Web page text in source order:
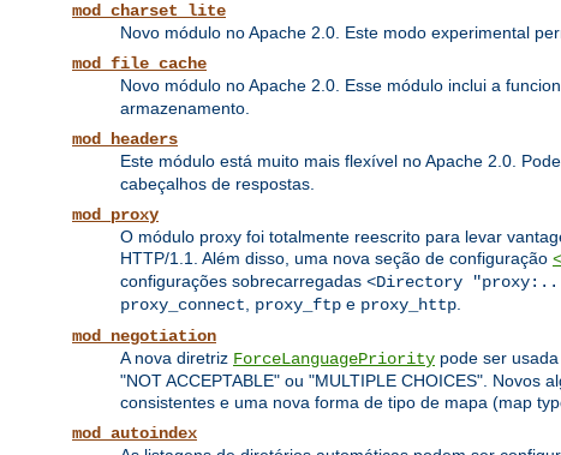
mod_charset_lite
Novo módulo no Apache 2.0. Este modo experimental
mod_file_cache
Novo módulo no Apache 2.0. Esse módulo inclui a
armazenamento.
mod_headers
Este módulo está muito mais flexível no Apache 2.0.
cabeçalhos de respostas.
mod_proxy
O módulo proxy foi totalmente reescrito para levar
HTTP/1.1. Além disso, uma nova seção de configuração
configurações sobrecarregadas <Directory
proxy_connect
proxy_ftp e proxy_http
mod_negotiation
A nova diretriz ForceLanguagePriority pode ser
"NOT ACCEPTABLE" ou "MULTIPLE CHOICES".
consistentes e uma nova forma de tipo de mapa (map
mod_autoindex